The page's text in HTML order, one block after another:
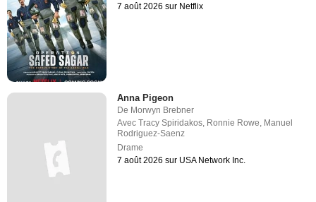
7 août 2026 sur Netflix
Anna Pigeon
De Morwyn Brebner
AvecTracy Spiridakos, Ronnie Rowe, Manuel
Rodriguez-Saenz
Drame
7 août 2026 sur USA Network Inc.